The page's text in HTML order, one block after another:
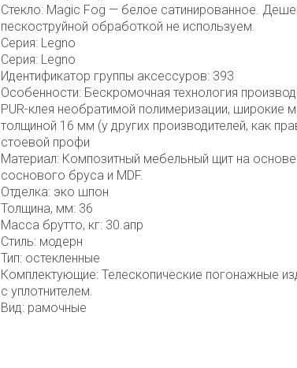
Стекло: Magic Fog — белое сатинированное.
пескоструйной обработкой не используем.
Серия: Legno
Серия: Legno
Идентификатор группы аксессуров: 393
Особенности: Бескромочная технология
PUR-клея необратимой полимеризации, широкие
толщиной 16 мм (у других производителей, как
стоевой профи
Материал: Композитный мебельный щит на
соснового бруса и MDF.
Отделка: эко шпон
Толщина, мм: 36
Масса брутто, кг: 30.апр
Стиль: модерн
Тип: остекленные
Комплектующие: Телескопические погонажные
с уплотнителем.
Вид: рамочные